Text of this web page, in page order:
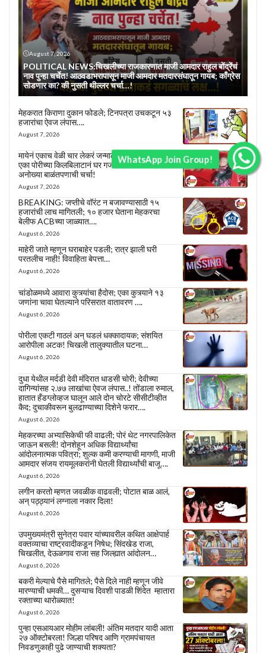
August 7, 2026
POLITICAL NEWS:चिखलीच्या राजकारणात माजी आमदार राहुल बोंद्रेंचं
नाव पुन्हा चर्चेत! आठवडाभरापासून माजी आमदार मतदारसंघातून गायब; काँग्रेस
सोडणार का? की नुसती थील्लर चर्चा…!
मेहकरात किराणा दुकान फोडले; टिनपत्रा उचकटून ५३
हजारांचा ऐवज लंपास….
August 7, 2026
मायेनं एकाच वेळी चार लेकरं जन्माला घातली; तीन पोरं अन्
एका पोरीच्या किलबिलाटानं घर गजबजलं! चारवनमध्ये
अनोख्या बाळंतपणाची चर्चा!
August 7, 2026
BREAKING: जप्तीचे वॉरंट न बजावण्यासाठी १५
हजारांची लाच मागितली; १० हजार घेताना मेहकरचा
बेलीफ ACBच्या जाळ्यात….
August 6, 2026
माहेरी जाते म्हणून घराबाहेर पडली; रात्र झाली घरी
परतलीच नाही! विवाहिता बेपत्ता…
August 6, 2026
चांडोळमध्ये आवारा कुत्र्यांचा हैदोस; एका कुत्र्याने १३
जणांना चावा घेतल्याने परिसरात वातावरण ….
August 6, 2026
पोरीला एकटी गाठलं अन् घडलं धक्कादायक; संशयित
आरोपीला अटक! चिखली तालुक्यातील घटना…
August 6, 2026
दुधा येथील मर्दडी देवी मंदिरात धाडसी चोरी; देवीच्या
दागिन्यांसह २.७७ लाखांचा ऐवज लंपास..! तोंडाला रुमाल,
हातात हँडग्लोव्हज घालून आले दोन चोरटे सीसीटीव्हीत
कैद; दुचाकीवरून बुलढाण्याच्या दिशेने फरार….
August 6, 2026
मेहकरच्या अभ्यासिकेची फी वाढली; पोरं थेट नगरपालिकेत
जाऊन बसली! दोनशेहून अधिक विद्यार्थ्यांचा
आंदोलनात्मक पवित्रा; शुल्क कमी करण्याची मागणी, माजी
आमदार संजय रायमूलकरांनी घेतली विद्यार्थ्यांची बाजू….
August 6, 2026
लगीन करतो म्हणत जवळीक वाढवली; पोटात बाळ आलं,
अन् पठ्ठ्यानं लग्नाला नकार दिला!
August 6, 2026
उपमुख्यमंत्री सुनेत्रा पवार यांच्यावरील कथित आक्षेपार्ह
वक्तव्याचा राष्ट्रवादीकडून निषेध; सिंदखेड राजा,
चिखलीत, देऊळगाव राजा सह जिल्ह्यात आंदोलन…
August 6, 2026
बकरी मेल्याचे पैसे मागितले; पैसे दिले नाही म्हणून जीवे
मारण्याची धमकी… दुसऱ्याच दिवशी पाडळी शिंदेत म्हातारा
रक्ताच्या थारोळ्यात!
August 6, 2026
पुन्हा एसआयआर मोहीम लांबली! अंतिम मतदार यादी आता
२७ ऑक्टोबरला! जिल्हा परिषद आणि ग्रामपंचायत
निवडणुकाही पुढे जाण्याची शक्यता?
WhatsApp Join Group!